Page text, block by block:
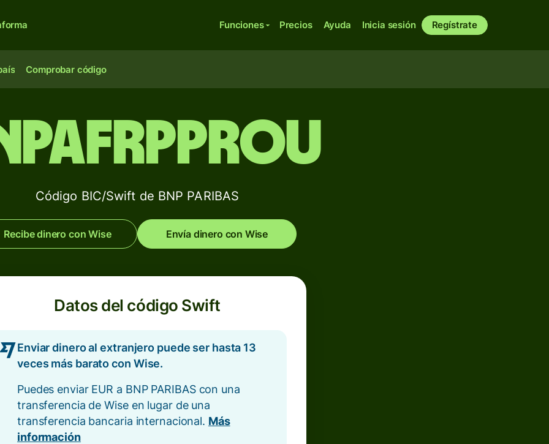
Funciones Precios Ayuda Inicia sesión Regístrate
Comprobar código
Código BIC/Swift de BNP PARIBAS
Recibe dinero con Wise Envía dinero con Wise
Datos del código Swift
Enviar dinero al extranjero puede ser hasta 13
veces más barato con Wise.
Puedes enviar EUR a BNP PARIBAS con una
transferencia de Wise en lugar de una
transferencia bancaria internacional. Más
información